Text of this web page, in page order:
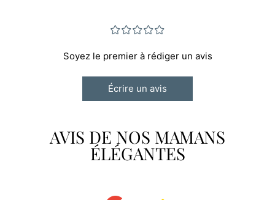
¤¤¤¤¤
Soyez le premier à rédiger un avis
Écrire un avis
AVIS DE NOS MAMANS
ÉLÉGANTES